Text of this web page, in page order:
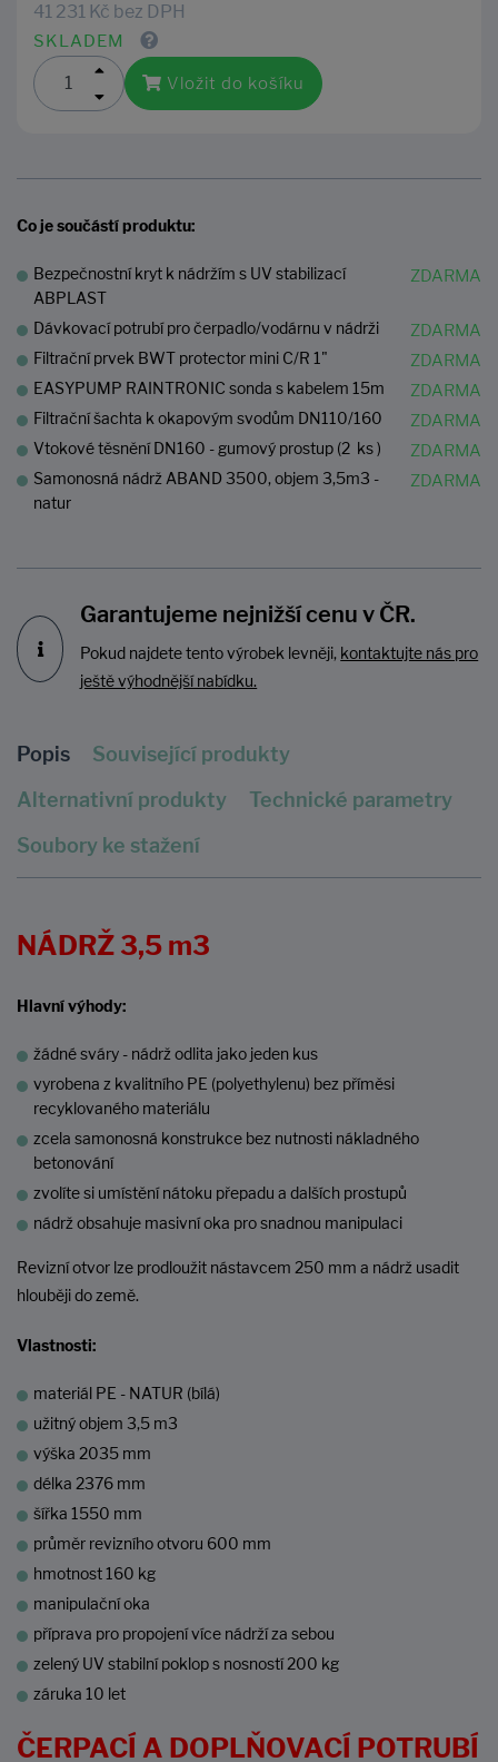
41 231 Kč bez DPH
SKLADEM
Vložit do košíku
Co je součástí produktu:
Bezpečnostní kryt k nádržím s UV stabilizací
ABPLAST
Dávkovací potrubí pro čerpadlo/vodárnu v nádrži
Filtrační prvek BWT protector mini C/R 1"
EASYPUMP RAINTRONIC sonda s kabelem 15m
Filtrační šachta k okapovým svodům DN110/160
Vtokové těsnění DN160 - gumový prostup (2 ks )
Samonosná nádrž ABAND 3500, objem 3,5m3 -
natur
Garantujeme nejnižší cenu v ČR.
Pokud najdete tento výrobek levněji, kontaktujte nás pro
ještě výhodnější nabídku.
Popis
Související produkty
Alternativní produkty
Technické parametry
Soubory ke stažení
NÁDRŽ 3,5 m3
Hlavní výhody:
žádné sváry - nádrž odlita jako jeden kus
vyrobena z kvalitního PE (polyethylenu) bez příměsi
recyklovaného materiálu
zcela samonosná konstrukce bez nutnosti nákladného
betonování
zvolíte si umístění nátoku přepadu a dalších prostupů
nádrž obsahuje masivní oka pro snadnou manipulaci
Revizní otvor lze prodloužit nástavcem 250 mm a nádrž usadit
hlouběji do země.
Vlastnosti:
materiál PE - NATUR (bílá)
užitný objem 3,5 m3
výška 2035 mm
délka 2376 mm
šířka 1550 mm
průměr revizního otvoru 600 mm
hmotnost 160 kg
manipulační oka
příprava pro propojení více nádrží za sebou
zelený UV stabilní poklop s nosností 200 kg
záruka 10 let
ČERPACÍ A DOPLŇOVACÍ POTRUBÍ